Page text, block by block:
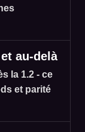
au-delà
la 1.2 - ce
et parité